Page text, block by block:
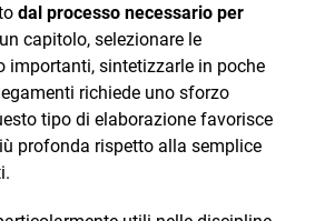
dal processo necessario per
capitolo, selezionare le
importanti, sintetizzarle in poche
richiede uno sforzo
tipo di elaborazione favorisce
profonda rispetto alla semplice